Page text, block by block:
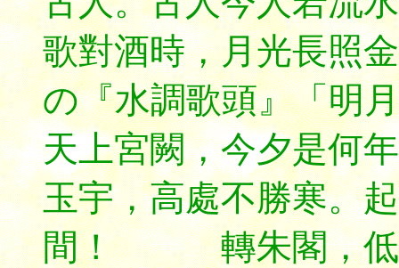
歌對酒時，月光長照
の『水調歌頭』「明
天上宮闕，今夕是何
玉宇，高處不勝寒。
間！ 轉朱閣，低綺